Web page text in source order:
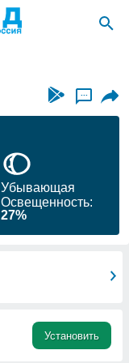
...
Убывающая
Освещенность:
27%
Установить